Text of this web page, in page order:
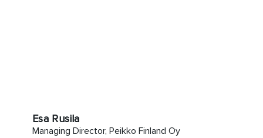
Esa Rusila
Managing Director, Peikko Finland Oy